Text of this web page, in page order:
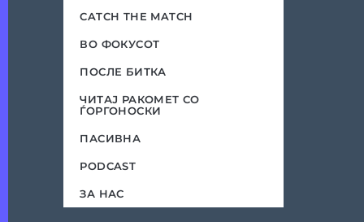
CATCH THE MATCH
ВО ФОКУСОТ
ПОСЛЕ БИТКА
ЧИТАЈ РАКОМЕТ СО
ЃОРГОНОСКИ
ПАСИВНА
PODCAST
ЗА НАС